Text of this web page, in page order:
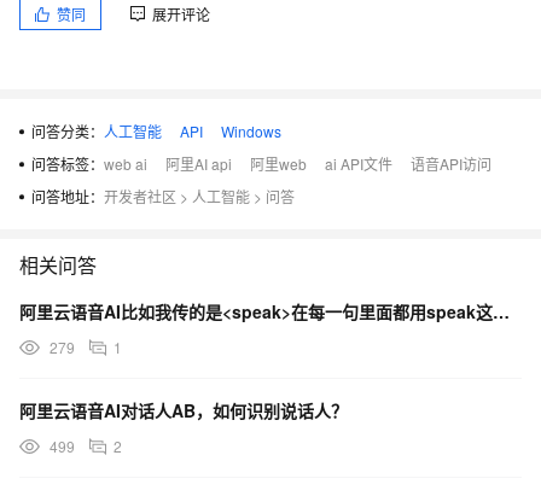
赞同 展开评论
问答分类： 人工智能 API
Windows
问答标签： web ai 阿里AI api 阿里web ai API文件
语音API访问
问答地址： 开发者社区 > 人工智能 > 问答
相关问答
阿里云语音AI比如我传的是<speak>在每一句里面都用speak这些包裹么？
279 1
阿里云语音AI对话人AB，如何识别说话人？
499 2